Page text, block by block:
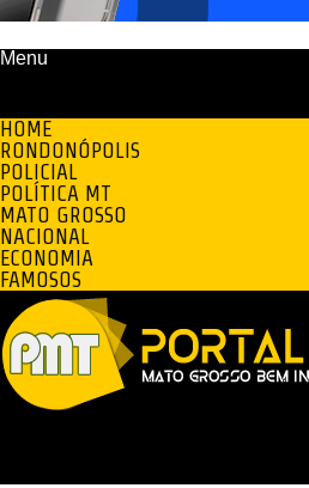
Menu
HOME
RONDONÓPOLIS
POLICIAL
POLÍTICA MT
MATO GROSSO
NACIONAL
ECONOMIA
FAMOSOS